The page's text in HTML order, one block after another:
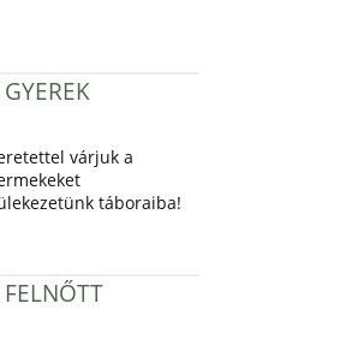
várjuk a
táboraiba!